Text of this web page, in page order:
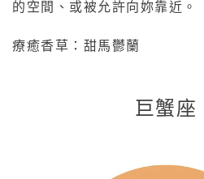
的空間、或被允許向妳靠近。
療癒香草：甜馬鬱蘭
巨蟹座